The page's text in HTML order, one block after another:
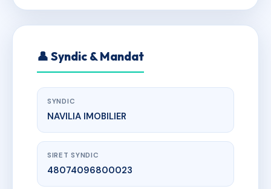
👤 Syndic & Mandat
SYNDIC
NAVILIA IMOBILIER
SIRET SYNDIC
48074096800023